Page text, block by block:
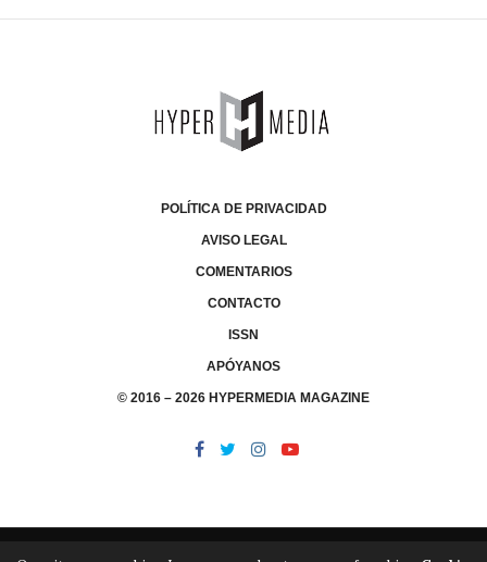
POLÍTICA DE PRIVACIDAD
AVISO LEGAL
COMENTARIOS
CONTACTO
ISSN
APÓYANOS
© 2016 – 2026 HYPERMEDIA MAGAZINE